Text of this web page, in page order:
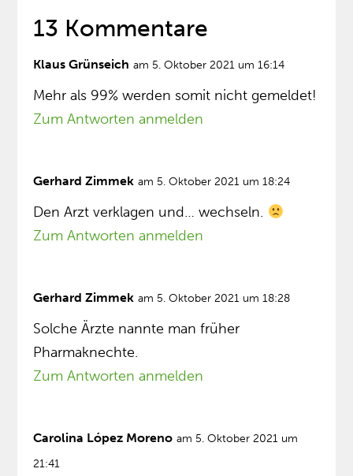
13 Kommentare
Klaus Grünseich am 5. Oktober 2021 um 16:14
Mehr als 99% werden somit nicht gemeldet!
Zum Antworten anmelden
Gerhard Zimmek am 5. Oktober 2021 um 18:24
Den Arzt verklagen und… wechseln.
Zum Antworten anmelden
Gerhard Zimmek am 5. Oktober 2021 um 18:28
Solche Ärzte nannte man früher
Pharmaknechte.
Zum Antworten anmelden
Carolina López Moreno am 5. Oktober 2021 um
21:41